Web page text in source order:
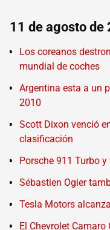
11 de agosto de
Los coreanos
mundial de coches
Argentina esta a un
2010
Scott Dixon venció
clasificación
Porsche 911 Turbo
Sébastien Ogier
Tesla Motors
El Chevrolet